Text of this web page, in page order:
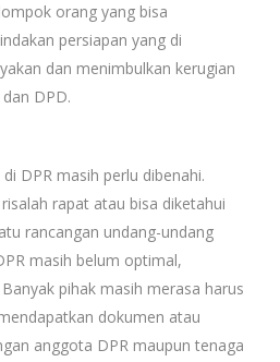
orang yang bisa
persiapan yang di
dan menimbulkan kerugian
DPD.
DPR masih perlu dibenahi.
rapat atau bisa diketahui
rancangan undang-undang
masih belum optimal,
Banyak pihak masih merasa harus
dokumen atau
anggota DPR maupun tenaga